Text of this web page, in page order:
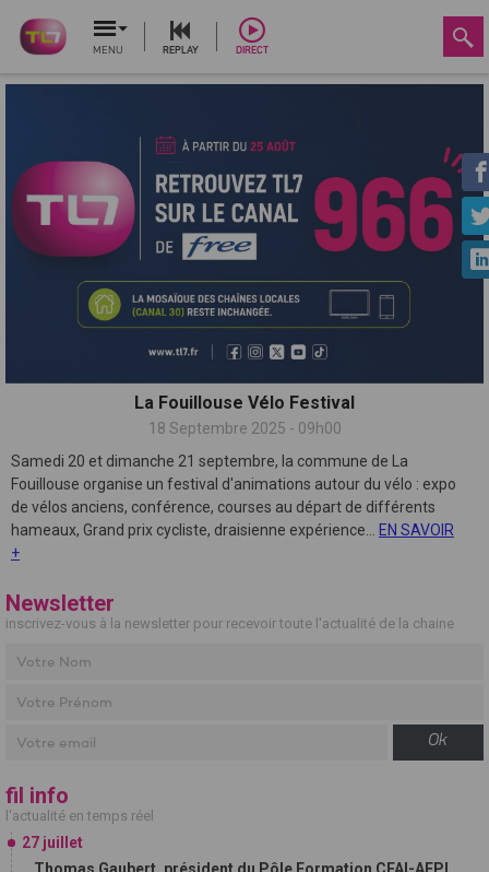
MENU REPLAY DIRECT
La Fouillouse Vélo Festival
18 Septembre 2025 - 09h00
Samedi 20 et dimanche 21 septembre, la commune de La
Fouillouse organise un festival d'animations autour du vélo : expo
de vélos anciens, conférence, courses au départ de différents
hameaux, Grand prix cycliste, draisienne expérience...
EN SAVOIR
+
Newsletter
inscrivez-vous à la newsletter pour recevoir toute l'actualité de la chaine
Ok
fil info
l'actualité en temps réel
27 juillet
Thomas Gaubert, président du Pôle Formation CFAI-AFPI